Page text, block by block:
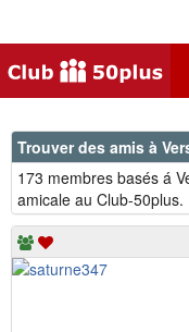
Trouver des amis à
173 membres basés á
amicale au Club-50plus.